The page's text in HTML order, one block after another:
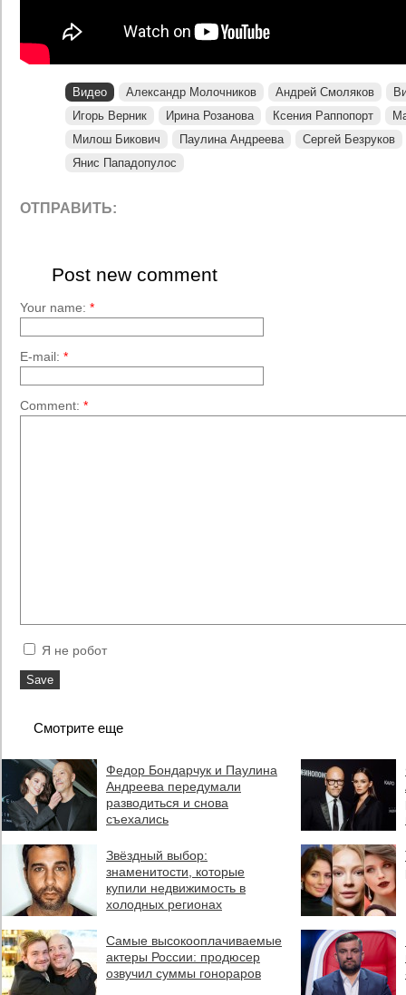
Видео Александр Молочников Андрей Смоляков
Игорь Верник
Ирина Розанова Ксения Раппопорт
Милош Бикович
Паулина Андреева
Сергей Безруков
Янис Пападопулос
ОТПРАВИТЬ:
Post new comment
Your name: *
E-mail: *
Comment: *
Я не робот
Смотрите еще
Федор Бондарчук и Паулина
Андреева передумали
разводиться и снова
съехались
Звёздный выбор:
знаменитости, которые
купили недвижимость в
холодных регионах
Самые высокооплачиваемые
актеры России: продюсер
озвучил суммы гонораров